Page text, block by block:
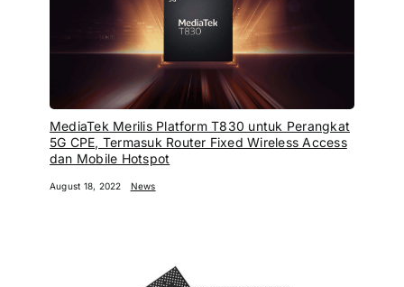
MediaTek Merilis Platform T830 untuk Perangkat
5G CPE, Termasuk Router Fixed Wireless Access
dan Mobile Hotspot
August 18, 2022 News